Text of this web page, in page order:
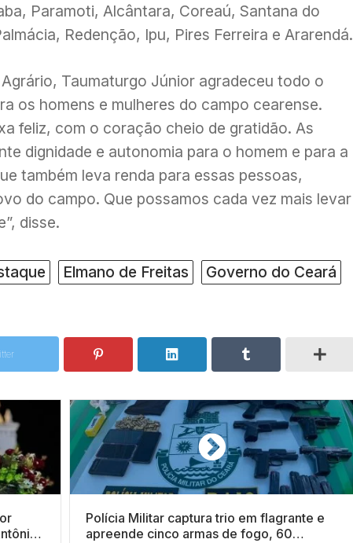
Paramoti, Alcântara, Coreaú, Santana do
Redenção, Ipu, Pires Ferreira e Ararendá.
Taumaturgo Júnior agradeceu todo o
os homens e mulheres do campo cearense.
feliz, com o coração cheio de gratidão. As
dignidade e autonomia para o homem e para a
também leva renda para essas pessoas,
do campo. Que possamos cada vez mais levar
disse.
Elmano de Freitas
Governo do Ceará
Polícia Militar captura trio em flagrante e
apreende cinco armas de fogo, 60